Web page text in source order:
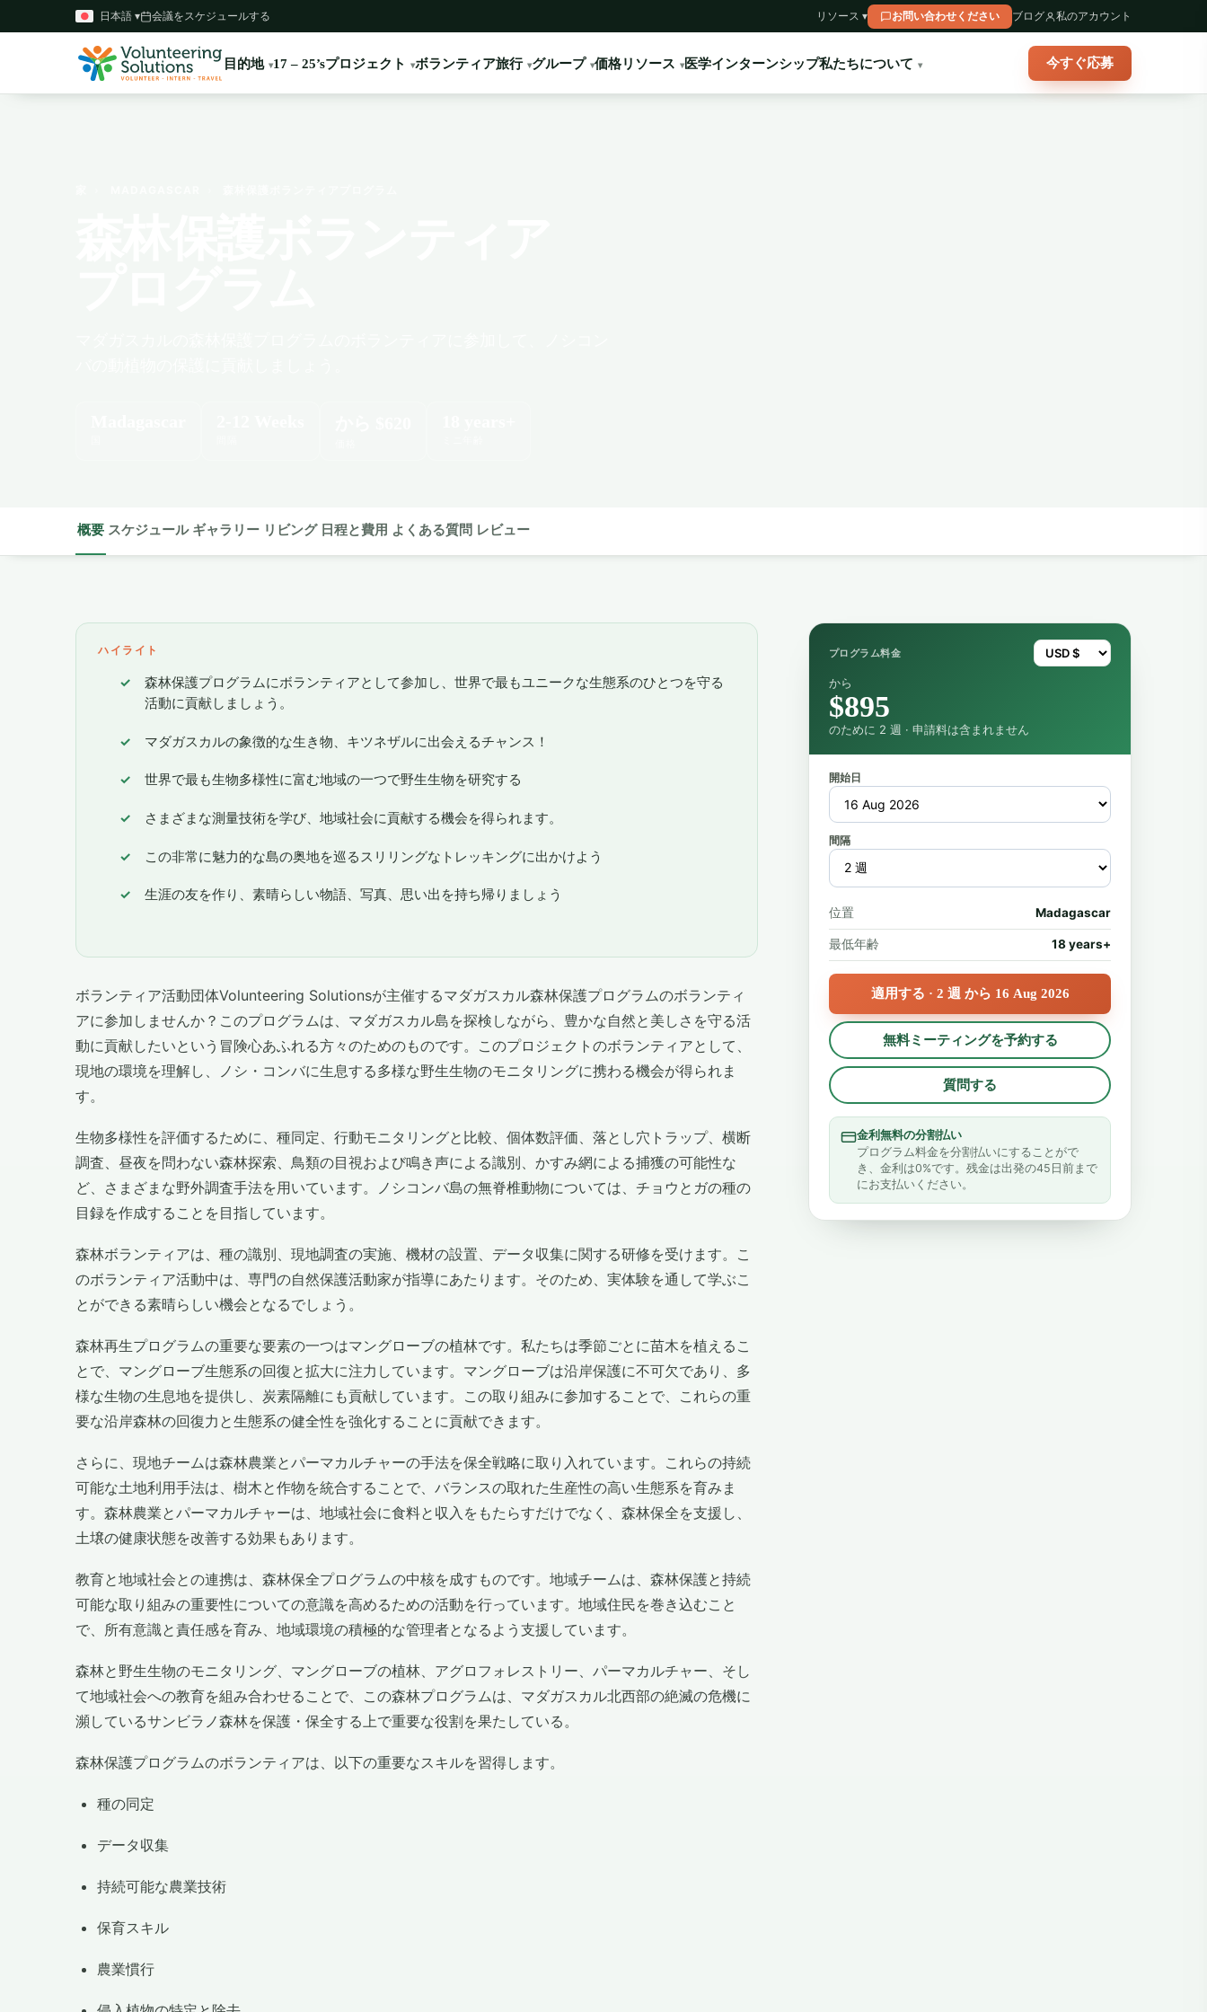
日本語 ▾ 会議をスケジュールする リソース ▾ お問い合わせください ブログ 私のアカウント
目的地 17 – 25’sプロジェクト ボランティア旅行 グループ 価格リソース 医学インターンシップ私たちについて 今すぐ応募
概要 スケジュール ギャラリー リビング 日程と費用 よくある質問 レビュー
ハイライト
森林保護プログラムにボランティアとして参加し、世界で最もユニークな生態系のひとつを守る
活動に貢献しましょう。
マダガスカルの象徴的な生き物、キツネザルに出会えるチャンス！
世界で最も生物多様性に富む地域の一つで野生生物を研究する
さまざまな測量技術を学び、地域社会に貢献する機会を得られます。
この非常に魅力的な島の奥地を巡るスリリングなトレッキングに出かけよう
生涯の友を作り、素晴らしい物語、写真、思い出を持ち帰りましょう
ボランティア活動団体Volunteering Solutionsが主催するマダガスカル森林保護プログラムのボランティ
アに参加しませんか？このプログラムは、マダガスカル島を探検しながら、豊かな自然と美しさを守る活
動に貢献したいという冒険心あふれる方々のためのものです。このプロジェクトのボランティアとして、
現地の環境を理解し、ノシ・コンバに生息する多様な野生生物のモニタリングに携わる機会が得られま
す。
生物多様性を評価するために、種同定、行動モニタリングと比較、個体数評価、落とし穴トラップ、横断
調査、昼夜を問わない森林探索、鳥類の目視および鳴き声による識別、かすみ網による捕獲の可能性な
ど、さまざまな野外調査手法を用いています。ノシコンバ島の無脊椎動物については、チョウとガの種の
目録を作成することを目指しています。
森林ボランティアは、種の識別、現地調査の実施、機材の設置、データ収集に関する研修を受けます。こ
のボランティア活動中は、専門の自然保護活動家が指導にあたります。そのため、実体験を通して学ぶこ
とができる素晴らしい機会となるでしょう。
森林再生プログラムの重要な要素の一つはマングローブの植林です。私たちは季節ごとに苗木を植えるこ
とで、マングローブ生態系の回復と拡大に注力しています。マングローブは沿岸保護に不可欠であり、多
様な生物の生息地を提供し、炭素隔離にも貢献しています。この取り組みに参加することで、これらの重
要な沿岸森林の回復力と生態系の健全性を強化することに貢献できます。
さらに、現地チームは森林農業とパーマカルチャーの手法を保全戦略に取り入れています。これらの持続
可能な土地利用手法は、樹木と作物を統合することで、バランスの取れた生産性の高い生態系を育みま
す。森林農業とパーマカルチャーは、地域社会に食料と収入をもたらすだけでなく、森林保全を支援し、
土壌の健康状態を改善する効果もあります。
教育と地域社会との連携は、森林保全プログラムの中核を成すものです。地域チームは、森林保護と持続
可能な取り組みの重要性についての意識を高めるための活動を行っています。地域住民を巻き込むこと
で、所有意識と責任感を育み、地域環境の積極的な管理者となるよう支援しています。
森林と野生生物のモニタリング、マングローブの植林、アグロフォレストリー、パーマカルチャー、そし
て地域社会への教育を組み合わせることで、この森林プログラムは、マダガスカル北西部の絶滅の危機に
瀕しているサンビラノ森林を保護・保全する上で重要な役割を果たしている。
森林保護プログラムのボランティアは、以下の重要なスキルを習得します。
種の同定
データ収集
持続可能な農業技術
保育スキル
農業慣行
プログラム料金
から
$895
のために 2 週 · 申請料は含まれません
開始日
間隔
位置 Madagascar
最低年齢 18 years+
適用する · 2 週 から 16 Aug 2026
無料ミーティングを予約する
質問する
金利無料の分割払い
プログラム料金を分割払いにすることがで
き、金利は0%です。残金は出発の45日前まで
にお支払いください。